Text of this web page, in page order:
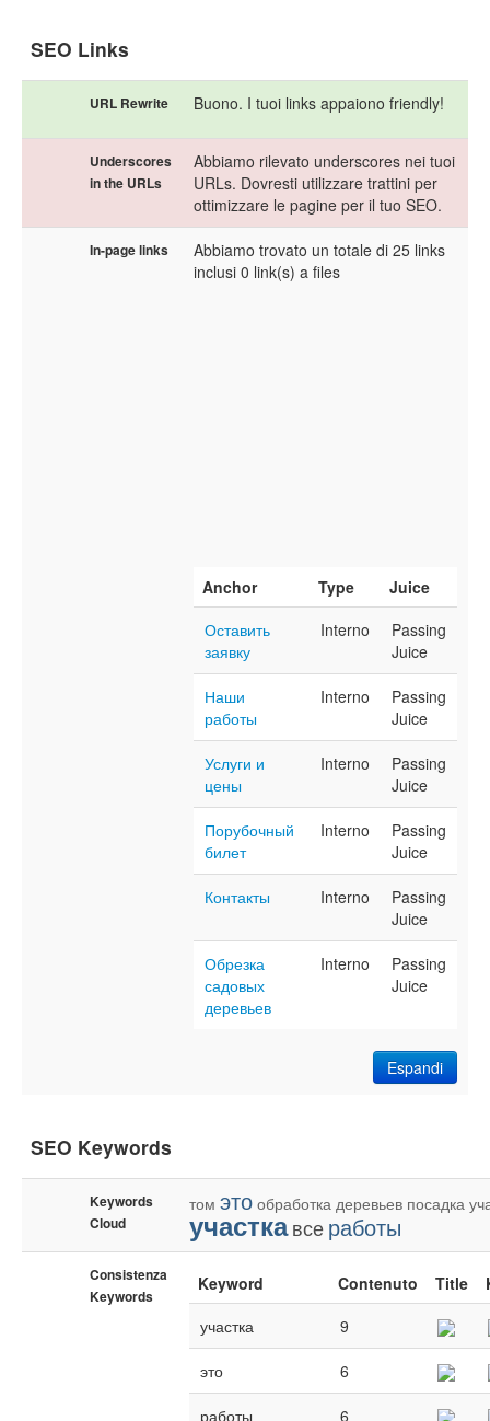
SEO Links
URL Rewrite Buono. I tuoi links appaiono friendly!
Underscores
in the URLs
Abbiamo rilevato underscores nei tuoi
URLs. Dovresti utilizzare trattini per
ottimizzare le pagine per il tuo SEO.
In-page links
Abbiamo trovato un totale di 25 links
inclusi 0 link(s) a files
Anchor Type
Juice
Оставить
заявку
Interno
Passing
Juice
Наши
работы
Interno
Passing
Juice
Услуги и
цены
Interno
Passing
Juice
Порубочный
билет
Interno
Passing
Juice
Контакты Interno
Passing
Juice
Обрезка
садовых
деревьев
Interno
Passing
Juice
Espandi
SEO Keywords
Keywords
Cloud
том это обработка деревьев посадка
участкавсеработы
Consistenza
Keywords
Keyword Contenuto Title
участка
9
это 6
работы 6